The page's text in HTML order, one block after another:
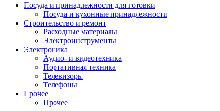
Посуда и принадлежности для готовки
Посуда и кухонные принадлежности
Строительство и ремонт
Расходные материалы
Электроинструменты
Электроника
Аудио- и видеотехника
Портативная техника
Телевизоры
Телефоны
Прочее
Прочее